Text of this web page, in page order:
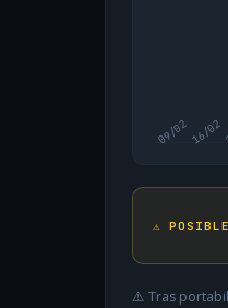
09/0216/02
⚠️
⚠️ Tras